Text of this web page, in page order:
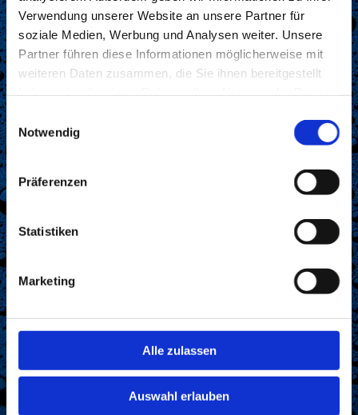
Verwendung unserer Website an unsere Partner für
soziale Medien, Werbung und Analysen weiter. Unsere
Partner führen diese Informationen möglicherweise mit
weiteren Daten zusammen, die Sie ihnen bereitgestellt
E
i
n
w
i
l
l
i
g
u
n
g
s
a
u
s
Notwendig
Präferenzen
Statistiken
Marketing
Alle zulassen
Auswahl erlauben